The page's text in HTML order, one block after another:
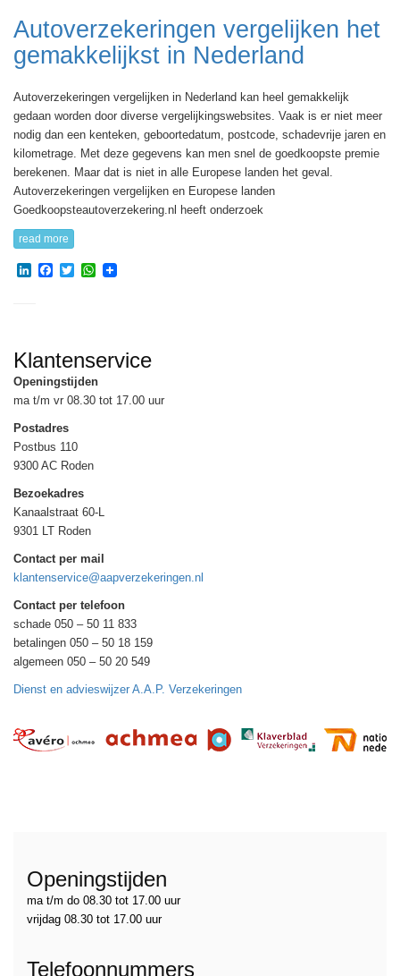
Autoverzekeringen vergelijken het
gemakkelijkst in Nederland
Autoverzekeringen vergelijken in Nederland kan heel gemakkelijk
gedaan worden door diverse vergelijkingswebsites. Vaak is er niet meer
nodig dan een kenteken, geboortedatum, postcode, schadevrije jaren en
kilometrage. Met deze gegevens kan men snel de goedkoopste premie
berekenen. Maar dat is niet in alle Europese landen het geval.
Autoverzekeringen vergelijken en Europese landen
Goedkoopsteautoverzekering.nl heeft onderzoek
read more
LinkedIn
Facebook
TwitterWhatsApp
Klantenservice
Openingstijden
ma t/m vr 08.30 tot 17.00 uur
Postadres
Postbus 110
9300 AC Roden
Bezoekadres
Kanaalstraat 60-L
9301 LT Roden
Contact per mail
klantenservice@aapverzekeringen.nl
Contact per telefoon
schade 050 – 50 11 833
betalingen 050 – 50 18 159
algemeen 050 – 50 20 549
Dienst en advieswijzer A.A.P. Verzekeringen
Openingstijden
ma t/m do 08.30 tot 17.00 uur
vrijdag 08.30 tot 17.00 uur
Telefoonnummers